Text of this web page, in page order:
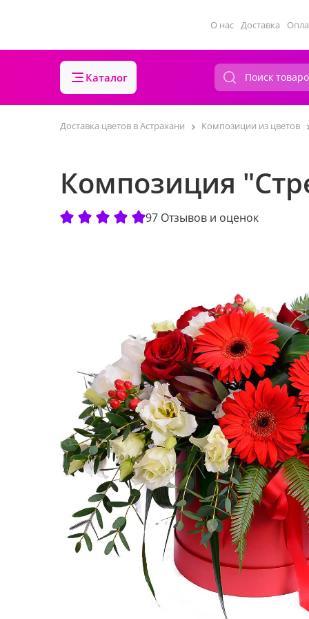
О нас Доставка
Каталог
Доставка цветов в Астрахани Композиции из цветов
Композиция
97 Отзывов и оценок